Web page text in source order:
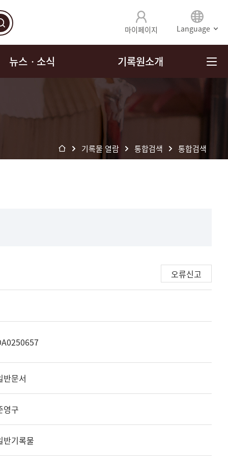
마이페이지 Language
뉴스ㆍ소식 기록원소개
기록물 열람 통합검색 통합검색
오류신고
반문서
영구
반기록물